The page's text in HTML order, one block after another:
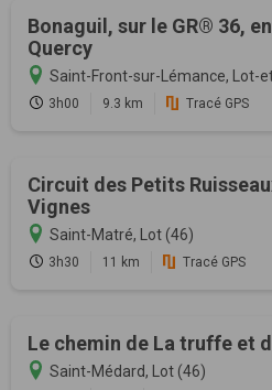
Bonaguil, sur le GR® 36,
Quercy
Saint-Front-sur-Lémance, Lot-
3h00 9.3 km Tracé GPS
Circuit des Petits
Vignes
Saint-Matré, Lot (46)
3h30 11 km Tracé GPS
Le chemin de La truffe et
Saint-Médard, Lot (46)